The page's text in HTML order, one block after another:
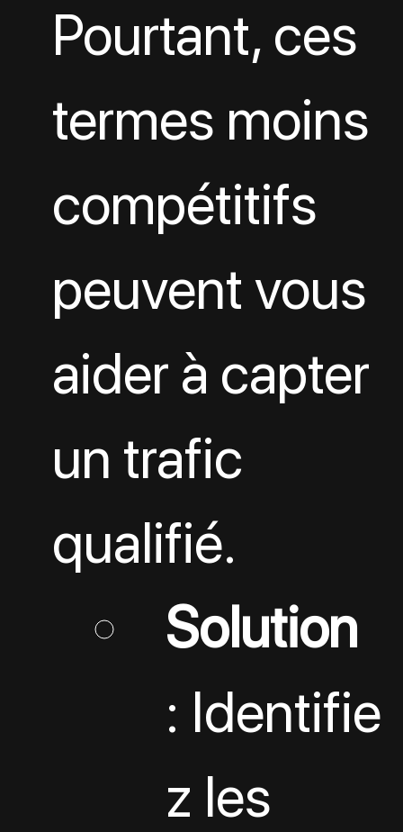
Pourtant, ces
termes moins
compétitifs
peuvent vous
aider à capter
un trafic
qualifié.
Solution
: Identifie
z les